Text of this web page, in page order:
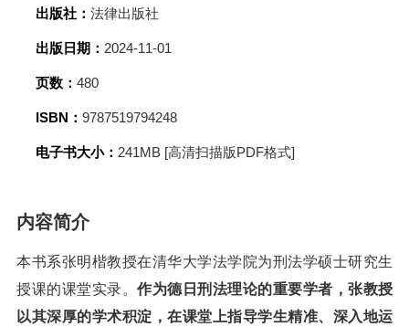
出版社： 法律出版社
出版日期： 2024-11-01
页数： 480
ISBN： 9787519794248
电子书大小： 241MB [高清扫描版PDF格式]
内容简介
本书系张明楷教授在清华大学法学院为刑法学硕士研究生
授课的课堂实录。 作为德日刑法理论的重要学者，张教授
以其深厚的学术积淀，在课堂上指导学生精准、深入地运